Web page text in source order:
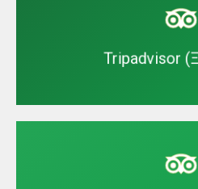
Tripadvisor
Visit